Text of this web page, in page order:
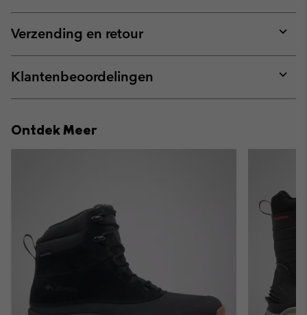
or
Verzending en retour
or
Klantenbeoordelingen
or
Ontdek Meer